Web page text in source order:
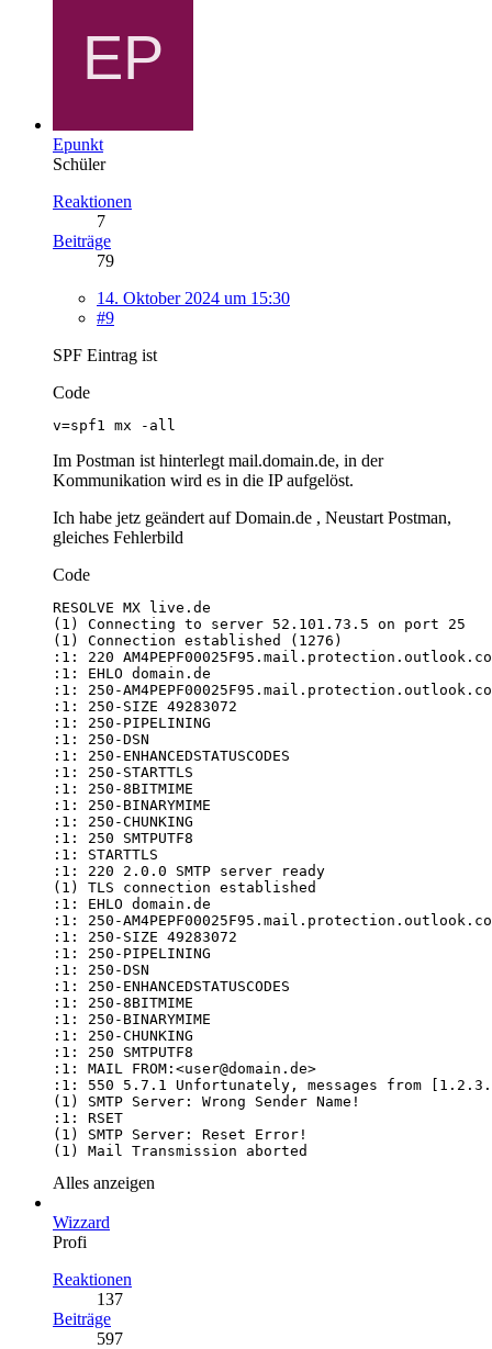
Epunkt
Schüler
Reaktionen
7
Beiträge
79
14. Oktober 2024 um 15:30
#9
SPF Eintrag ist
Code
v=spf1 mx -all
Im Postman ist hinterlegt mail.domain.de, in der
Kommunikation wird es in die IP aufgelöst.
Ich habe jetz geändert auf Domain.de , Neustart Postman,
gleiches Fehlerbild
Code
(1) Mail Transmission aborted
Alles anzeigen
Wizzard
Profi
Reaktionen
137
Beiträge
597